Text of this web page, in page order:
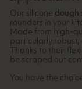
Our silicone dough
rounders in your
Made from high-
particularly
Thanks to their
be scraped out
You have the